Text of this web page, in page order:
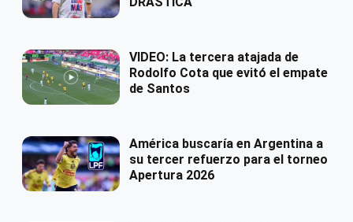
VIDEO: La tercera atajada de
Rodolfo Cota que evitó el empate
de Santos
América buscaría en Argentina a
su tercer refuerzo para el torneo
Apertura 2026